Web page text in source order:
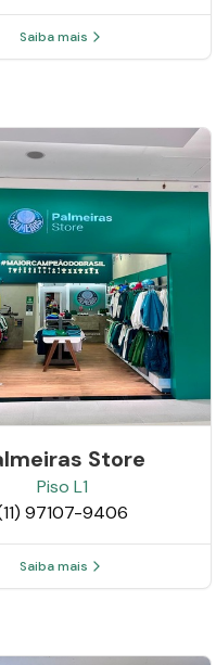
Saiba mais
Store
Piso L1
97107-9406
Saiba mais